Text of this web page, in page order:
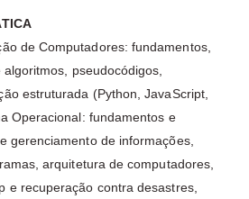
de Computadores: fundamentos,
pseudocódigos,
estruturada (Python, JavaScript,
Operacional: fundamentos e
gerenciamento de informações,
arquitetura de computadores,
e recuperação contra desastres,